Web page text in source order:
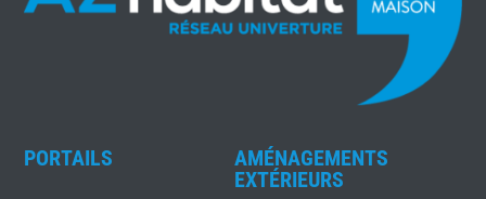
PORTAILS
AMÉNAGEMENTS
EXTÉRIEURS